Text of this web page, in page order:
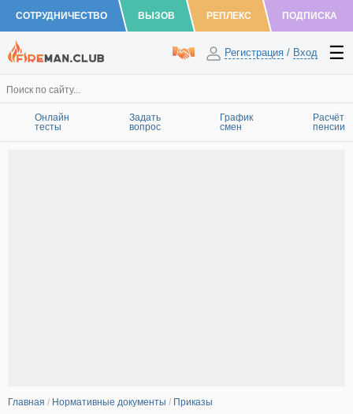
СОТРУДНИЧЕСТВО ВЫЗОВ РЕПЛЕКС ПОДПИСКА
Регистрация / Вход
Онлайн
тесты
Задать
вопрос
График
смен
Расчёт
пенсии
Главная / Нормативные документы / Приказы